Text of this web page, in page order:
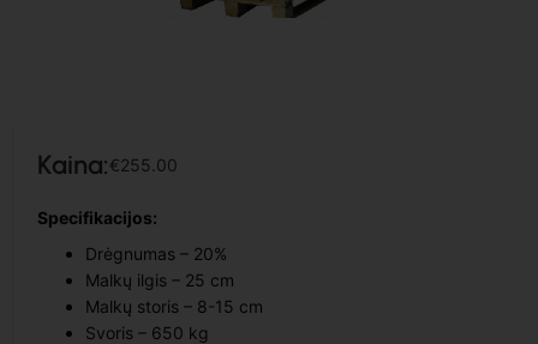
Kaina:€255.00
Specifikacijos:
Drėgnumas – 20%
Malkų ilgis – 25 cm
Malkų storis – 8-15 cm
Svoris – 650 kg